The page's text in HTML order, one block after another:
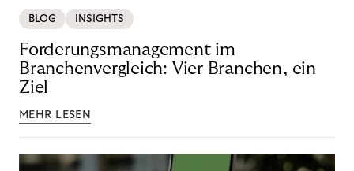
BLOG INSIGHTS
Forderungsmanagement im
Branchenvergleich: Vier Branchen, ein
Ziel
MEHR LESEN